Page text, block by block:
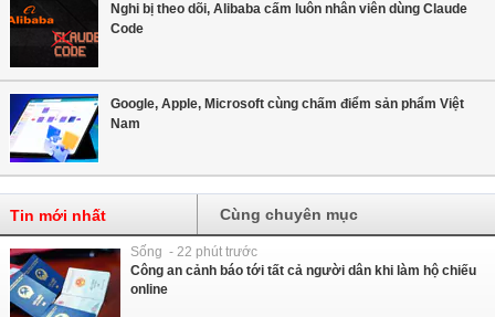
Nghi bị theo dõi, Alibaba cấm luôn nhân viên dùng Claude
Code
Google, Apple, Microsoft cùng chấm điểm sản phẩm Việt
Nam
Tin mới nhất Cùng chuyên mục
Sống - 22 phút trước
Công an cảnh báo tới tất cả người dân khi làm hộ chiếu
online